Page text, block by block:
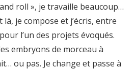
roll », je travaille beaucoup…
je compose et j’écris, entre
l’un des projets évoqués.
embryons de morceau à
ou pas. Je change et passe à